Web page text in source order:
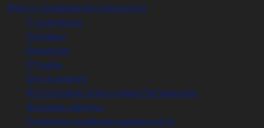
Место проведения тренингов
О компании
Тренеры
Вакансии
Отзывы
Фотогалерея
Фотографии Александра Петрищева
Договор оферты
Политика конфиденциальности